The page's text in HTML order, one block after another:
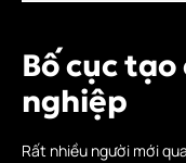
Bố cục
nghiệp
Rất nhiều người mới